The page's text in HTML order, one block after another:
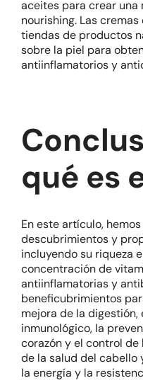
aceites para crear
nourishing. Las
tiendas de productos
sobre la piel para
antiinflamatorios y
qué es
En este artículo,
descubrimientos y
incluyendo su riqueza
concentración de
antiinflamatorias y
beneficubrimientos
mejora de la
inmunológico, la
corazón y el control
de la salud del cabello
la energía y la